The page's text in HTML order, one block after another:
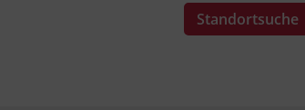
Standortsuche